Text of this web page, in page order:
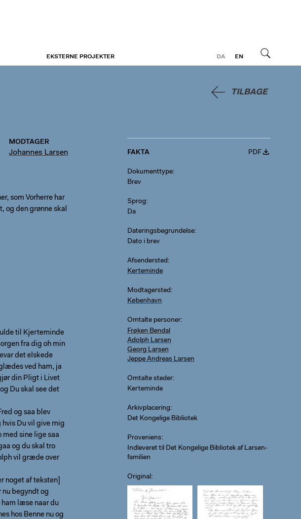
DA
EN
EKSTERNE PROJEKTER
TILBAGE
MODTAGER
Johannes Larsen
som Vorherre har
og den grønne skal
til Kjerteminde
fra dig oh min
det elskede
ved ham, ja
din Pligt i Livet
Du skal see det
og saa blev
hvis Du vil give mig
med sine lige saa
og du skal tro
vil græde over
noget af teksten]
nu begyndt og
læse naar du
hos Benne nu og
FAKTA PDF
Dokumenttype
Brev
Sprog
Da
Dateringsbegrundelse
Dato i brev
Afsendersted
Kerteminde
Modtagersted
København
Omtalte personer
Frøken Bendal
Adolph Larsen
Georg Larsen
Jeppe Andreas Larsen
Omtalte steder
Kerteminde
Arkivplacering
Det Kongelige Bibliotek
Proveniens
Indleveret til Det Kongelige Bibliotek af Larsen-
familien
Original